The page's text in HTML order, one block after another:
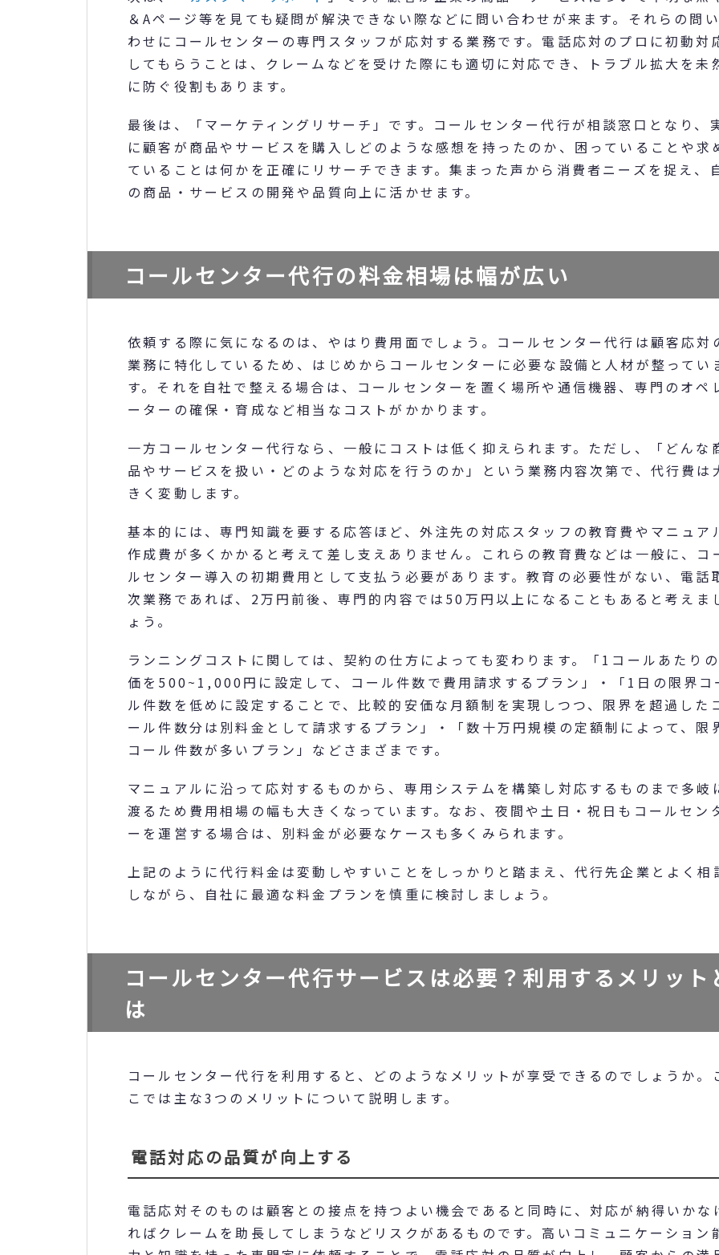
＆Aページ等を見ても疑問が解決できない際などに問い合わせが来ます。それらの問
わせにコールセンターの専門スタッフが応対する業務です。電話応対のプロに初動対
してもらうことは、クレームなどを受けた際にも適切に対応でき、トラブル拡大を未
に防ぐ役割もあります。
最後は、「マーケティングリサーチ」です。コールセンター代行が相談窓口となり、
に顧客が商品やサービスを購入しどのような感想を持ったのか、困っていることや求
ていることは何かを正確にリサーチできます。集まった声から消費者ニーズを捉え、
の商品・サービスの開発や品質向上に活かせます。
コールセンター代行の料金相場は幅が広い
依頼する際に気になるのは、やはり費用面でしょう。コールセンター代行は顧客応対
業務に特化しているため、はじめからコールセンターに必要な設備と人材が整ってい
す。それを自社で整える場合は、コールセンターを置く場所や通信機器、専門のオペ
ーターの確保・育成など相当なコストがかかります。
一方コールセンター代行なら、一般にコストは低く抑えられます。ただし、「どんな
品やサービスを扱い・どのような対応を行うのか」という業務内容次第で、代行費は
きく変動します。
基本的には、専門知識を要する応答ほど、外注先の対応スタッフの教育費やマニュア
作成費が多くかかると考えて差し支えありません。これらの教育費などは一般に、コ
ルセンター導入の初期費用として支払う必要があります。教育の必要性がない、電話
次業務であれば、2万円前後、専門的内容では50万円以上になることもあると考えま
ょう。
ランニングコストに関しては、契約の仕方によっても変わります。「1コールあたり
価を500~1,000円に設定して、コール件数で費用請求するプラン」・「1日の限界コ
ル件数を低めに設定することで、比較的安価な月額制を実現しつつ、限界を超過した
ール件数分は別料金として請求するプラン」・「数十万円規模の定額制によって、限
コール件数が多いプラン」などさまざまです。
マニュアルに沿って応対するものから、専用システムを構築し対応するものまで多岐
渡るため費用相場の幅も大きくなっています。なお、夜間や土日・祝日もコールセン
ーを運営する場合は、別料金が必要なケースも多くみられます。
上記のように代行料金は変動しやすいことをしっかりと踏まえ、代行先企業とよく相
しながら、自社に最適な料金プランを慎重に検討しましょう。
コールセンター代行サービスは必要？利用するメリット
は
コールセンター代行を利用すると、どのようなメリットが享受できるのでしょうか。
こでは主な3つのメリットについて説明します。
電話対応の品質が向上する
電話応対そのものは顧客との接点を持つよい機会であると同時に、対応が納得いかな
ればクレームを助長してしまうなどリスクがあるものです。高いコミュニケーション